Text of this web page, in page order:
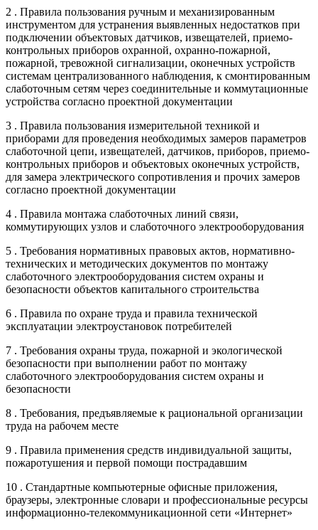
2 . Правила пользования ручным и механизированным
инструментом для устранения выявленных недостатков при
подключении объектовых датчиков, извещателей, приемо-
контрольных приборов охранной, охранно-пожарной,
пожарной, тревожной сигнализации, оконечных устройств
системам централизованного наблюдения, к смонтированным
слаботочным сетям через соединительные и коммутационные
устройства согласно проектной документации
3 . Правила пользования измерительной техникой и
приборами для проведения необходимых замеров параметров
слаботочной цепи, извещателей, датчиков, приборов, приемо-
контрольных приборов и объектовых оконечных устройств,
для замера электрического сопротивления и прочих замеров
согласно проектной документации
4 . Правила монтажа слаботочных линий связи,
коммутирующих узлов и слаботочного электрооборудования
5 . Требования нормативных правовых актов, нормативно-
технических и методических документов по монтажу
слаботочного электрооборудования систем охраны и
безопасности объектов капитального строительства
6 . Правила по охране труда и правила технической
эксплуатации электроустановок потребителей
7 . Требования охраны труда, пожарной и экологической
безопасности при выполнении работ по монтажу
слаботочного электрооборудования систем охраны и
безопасности
8 . Требования, предъявляемые к рациональной организации
труда на рабочем месте
9 . Правила применения средств индивидуальной защиты,
пожаротушения и первой помощи пострадавшим
10 . Стандартные компьютерные офисные приложения,
браузеры, электронные словари и профессиональные ресурсы
информационно-телекоммуникационной сети «Интернет»